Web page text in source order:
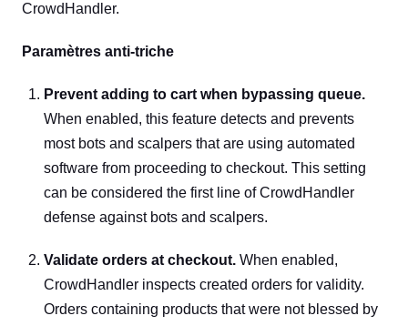
CrowdHandler.
Paramètres anti-triche
Prevent adding to cart when bypassing queue.
When enabled, this feature detects and prevents
most bots and scalpers that are using automated
software from proceeding to checkout. This setting
can be considered the first line of CrowdHandler
defense against bots and scalpers.
Validate orders at checkout. When enabled,
CrowdHandler inspects created orders for validity.
Orders containing products that were not blessed by